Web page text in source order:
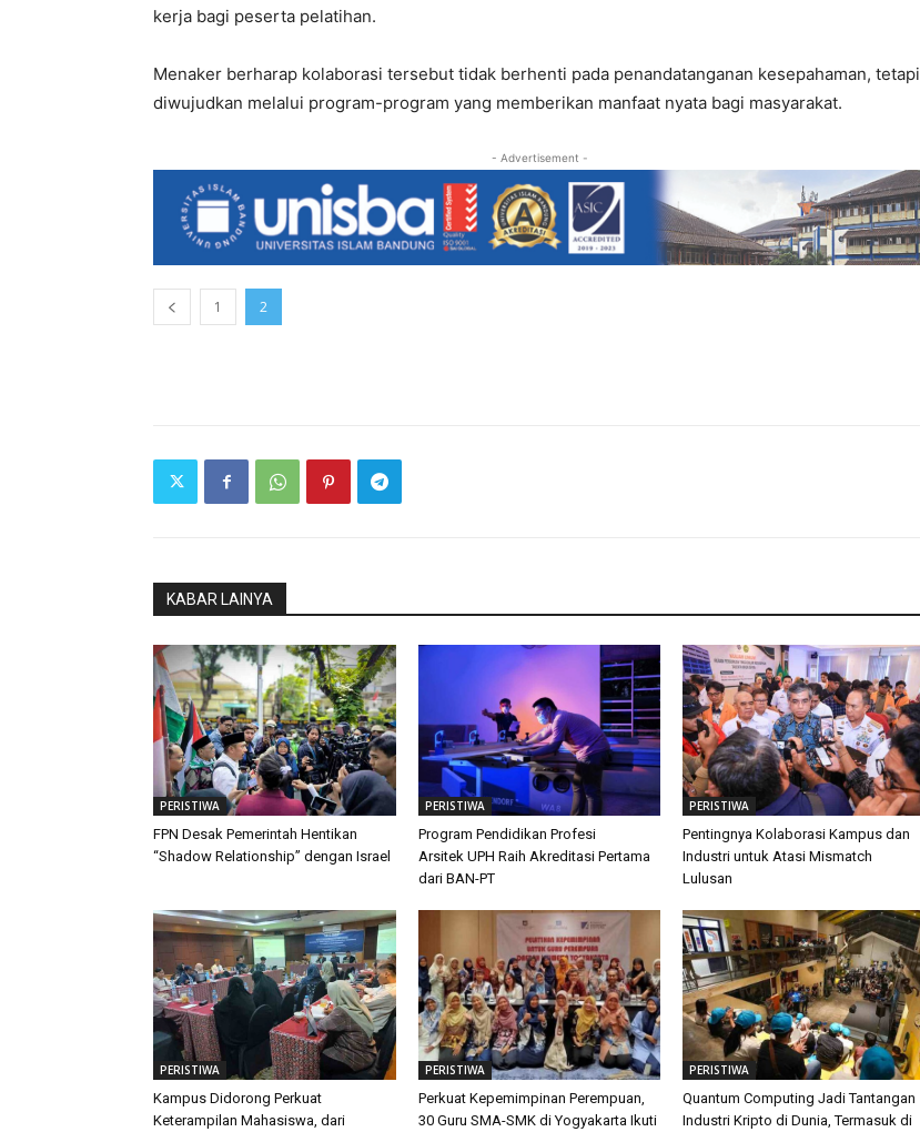
kerja bagi peserta pelatihan.
Menaker berharap kolaborasi tersebut tidak berhenti pada penandatanganan kesepahaman, tetapi
diwujudkan melalui program-program yang memberikan manfaat nyata bagi masyarakat.
- Advertisement -
1 2
KABAR LAINYA
PERISTIWA
FPN Desak Pemerintah Hentikan
“Shadow Relationship” dengan Israel
PERISTIWA
Program Pendidikan Profesi
Arsitek UPH Raih Akreditasi Pertama
dari BAN-PT
PERISTIWA
Pentingnya Kolaborasi Kampus dan
Industri untuk Atasi Mismatch
Lulusan
PERISTIWA
Kampus Didorong Perkuat
Keterampilan Mahasiswa, dari
PERISTIWA
Perkuat Kepemimpinan Perempuan,
30 Guru SMA-SMK di Yogyakarta Ikuti
PERISTIWA
Quantum Computing Jadi Tantangan
Industri Kripto di Dunia, Termasuk di